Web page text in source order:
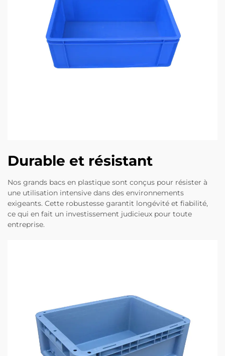
Durable et résistant
Nos grands bacs en plastique sont conçus pour résister à
une utilisation intensive dans des environnements
exigeants. Cette robustesse garantit longévité et fiabilité,
ce qui en fait un investissement judicieux pour toute
entreprise.